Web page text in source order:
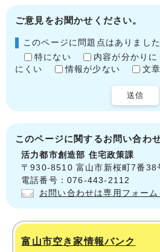
ご意見をお聞かせください。
このページに問題点はありまし
特にない
内容が分かりに
にくい
情報が少ない 文
送信
このページに関するお問い合わ
活力都市創造部 住宅政策課
〒930-8510 富山市新桜町7番38
電話番号：076-443-2112
お問い合わせは専用フォーム
富山市空き家情報バンク